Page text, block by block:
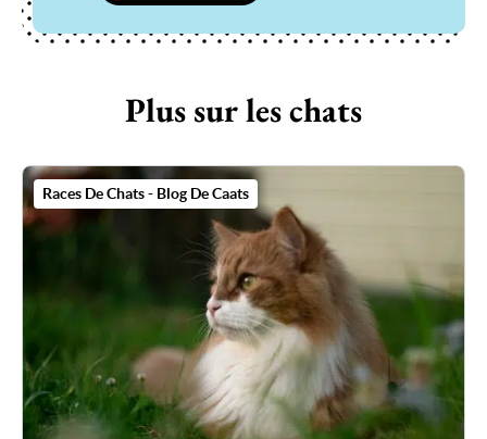
Plus sur les chats
Races De Chats - Blog De Caats